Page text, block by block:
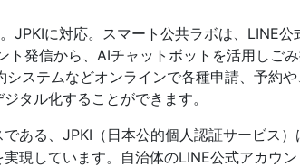
ある、JPKI（日本公的個人認証サービス
現しています。自治体のLINE公式アカウ